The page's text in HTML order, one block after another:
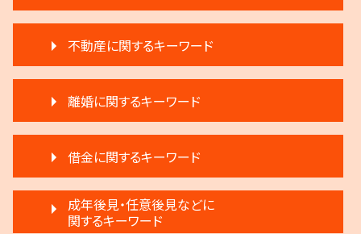
相続登記 義務化 過去の相続
相続放棄
生前贈与 注意点
相続 争い
限定承認 相続
遺言 執行 いつ
遺留分 計算
遺産分割 調停
遺言 執行 相続人
生前贈与とは 住宅
不動産に関するキーワード
滞納家賃請求 時効
滞納 家賃 分割 交渉
不動産 弁護士
賃料増額 更新
家賃 滞納 延滞料
不動産 明け渡し請求
不動産 明け渡し 期間
離婚に関するキーワード
モラハラ 離婚したい
離婚 慰謝料
離婚 浮気 慰謝料
親権争い 父親が勝つ場合
借金に関するキーワード
民事再生法 個人
破産 法人
成年後見・任意後見などに
関するキーワード